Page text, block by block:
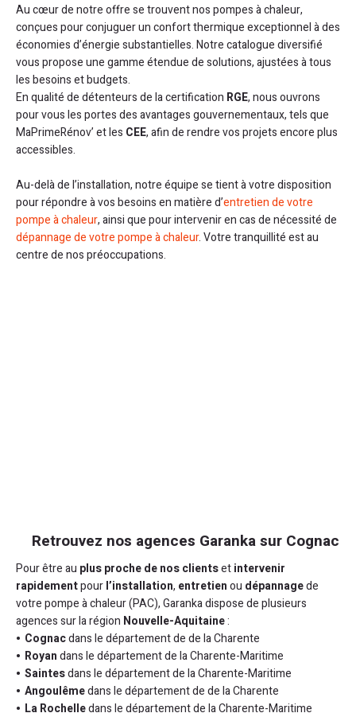
Au cœur de notre offre se trouvent nos pompes à chaleur,
conçues pour conjuguer un confort thermique exceptionnel à des
économies d’énergie substantielles. Notre catalogue diversifié
vous propose une gamme étendue de solutions, ajustées à tous
les besoins et budgets.
En qualité de détenteurs de la certification RGE, nous ouvrons
pour vous les portes des avantages gouvernementaux, tels que
MaPrimeRénov’ et les CEE, afin de rendre vos projets encore plus
accessibles.
Au-delà de l’installation, notre équipe se tient à votre disposition
pour répondre à vos besoins en matière d’entretien de votre
pompe à chaleur, ainsi que pour intervenir en cas de nécessité de
dépannage de votre pompe à chaleur. Votre tranquillité est au
centre de nos préoccupations.
Retrouvez nos agences Garanka sur Cognac
Pour être au plus proche de nos clientsetintervenir
rapidementpourl’installation, entretienou dépannagede
votre pompe à chaleur (PAC), Garanka dispose de plusieurs
agences sur la région Nouvelle-Aquitaine:
Cognacdans le département de de la Charente
Royandans le département de la Charente-Maritime
Saintesdans le département de la Charente-Maritime
Angoulêmedans le département de de la Charente
La Rochelledans le département de la Charente-Maritime